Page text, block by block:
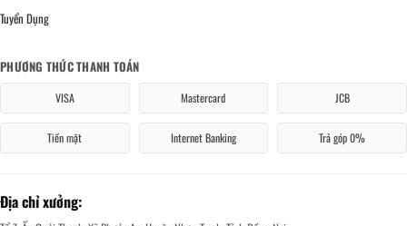
Tuyển Dụng
PHƯƠNG THỨC THANH TOÁN
VISA Mastercard JCB
Tiền mặt Internet Banking Trả góp 0%
Địa chỉ xưởng: